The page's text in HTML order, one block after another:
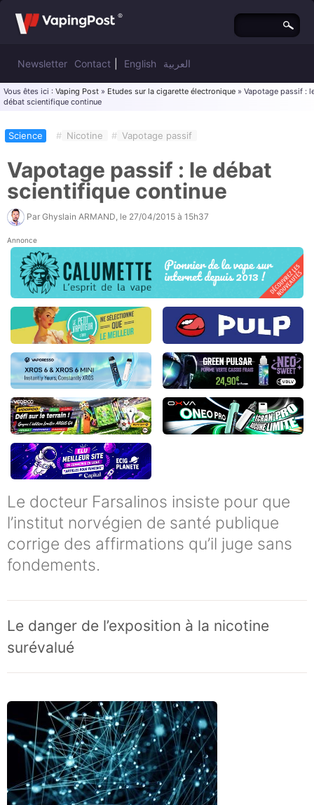
Newsletter Contact English العربية
Vous êtes ici : Vaping Post » Etudes sur la cigarette électronique » Vapotage passif :
débat scientifique continue
Science # Nicotine # Vapotage passif
Vapotage passif : le débat
scientifique continue
Par Ghyslain ARMAND , le 27/04/2015 à 15h37
Annonce
Le docteur Farsalinos insiste pour que
l’institut norvégien de santé publique
corrige des affirmations qu’il juge sans
fondements.
Le danger de l’exposition à la nicotine
surévalué